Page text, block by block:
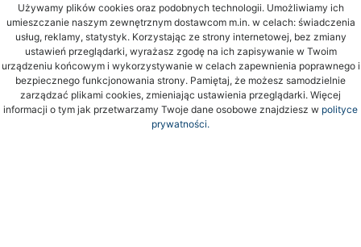
Używamy plików cookies oraz podobnych technologii. Umożliwiamy ich
umieszczanie naszym zewnętrznym dostawcom m.in. w celach: świadczenia
usług, reklamy, statystyk. Korzystając ze strony internetowej, bez zmiany
ustawień przeglądarki, wyrażasz zgodę na ich zapisywanie w Twoim
urządzeniu końcowym i wykorzystywanie w celach zapewnienia poprawnego i
bezpiecznego funkcjonowania strony. Pamiętaj, że możesz samodzielnie
zarządzać plikami cookies, zmieniając ustawienia przeglądarki. Więcej
informacji o tym jak przetwarzamy Twoje dane osobowe znajdziesz w polityce
prywatności.